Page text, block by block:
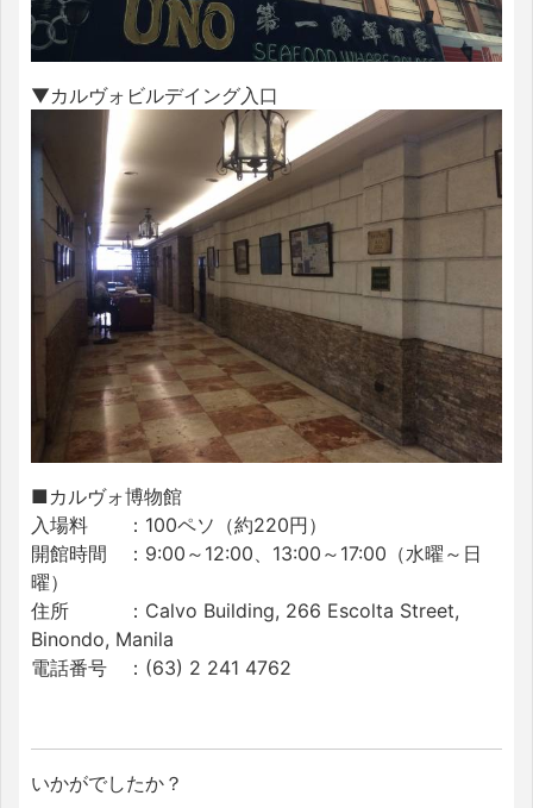
▼カルヴォビルデイング入口
■カルヴォ博物館
入場料 ：100ペソ（約220円）
開館時間 ：9:00～12:00、13:00～17:00（水曜～日
曜）
住所 ：Calvo Building, 266 Escolta Street,
Binondo, Manila
電話番号 ：(63) 2 241 4762
いかがでしたか？